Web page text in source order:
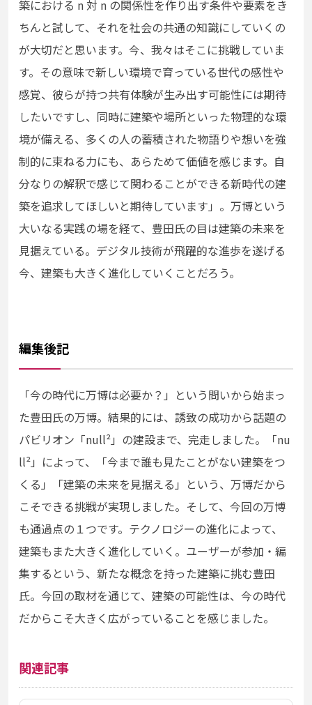
築における n 対 n の関係性を作り出す条件や要素をき
ちんと試して、それを社会の共通の知識にしていくの
が大切だと思います。今、我々はそこに挑戦していま
す。 その意味で新しい環境で育っている世代の感性や
感覚、彼らが持つ共有体験が生み出す可能性には期待
したいですし、同時に建築や場所といった物理的な環
境が備える、多くの人の蓄積された物語りや想いを強
制的に束ねる力にも、あらためて価値を感じます。 自
分なりの解釈で感じて関わることができる新時代の建
築を追求してほしいと期待しています」。万博という
大いなる実践の場を経て、豊田氏の目は建築の未来を
見据えている。デジタル技術が飛躍的な進歩を遂げる
今、建築も大きく進化していくことだろう。
編集後記
「今の時代に万博は必要か？」という問いから始まっ
た豊田氏の万博。結果的には、誘致の成功から話題の
パビリオン「null²」の建設まで、完走しました。「nu
ll²」によって、「今まで誰も見たことがない建築をつ
くる」「建築の未来を見据える」という、万博だから
こそできる挑戦が実現しました。そして、今回の万博
も通過点の１つです。テクノロジーの進化によって、
建築もまた大きく進化していく。ユーザーが参加・編
集するという、新たな概念を持った建築に挑む豊田
氏。今回の取材を通じて、建築の可能性は、今の時代
だからこそ大きく広がっていることを感じました。
関連記事